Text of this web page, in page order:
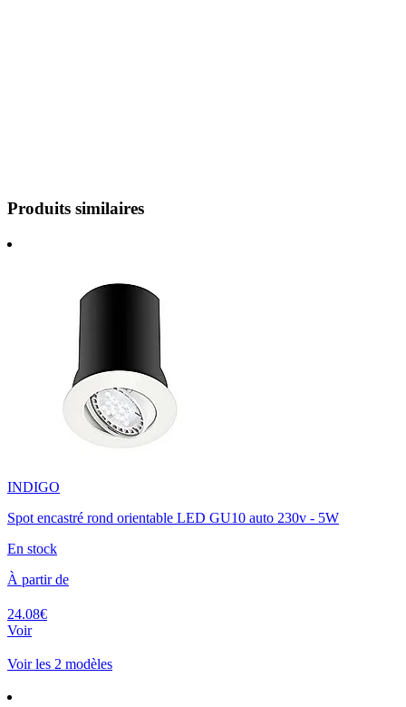
Produits similaires
INDIGO
Spot encastré rond orientable LED GU10 auto 230v - 5W
En stock
À partir de
24.08€
Voir
Voir les 2 modèles